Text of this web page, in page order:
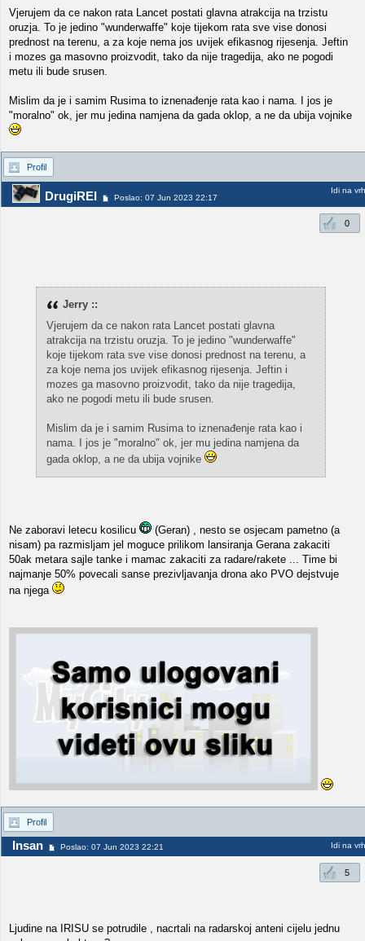
Vjerujem da ce nakon rata Lancet postati glavna atrakcija na trzistu
oruzja. To je jedino "wunderwaffe" koje tijekom rata sve vise donosi
prednost na terenu, a za koje nema jos uvijek efikasnog rijesenja. Jeftin
i mozes ga masovno proizvodit, tako da nije tragedija, ako ne pogodi
metu ili bude srusen.
Mislim da je i samim Rusima to iznenađenje rata kao i nama. I jos je
"moralno" ok, jer mu jedina namjena da gada oklop, a ne da ubija vojnike
Profil
DrugiREI Poslao: 07 Jun 2023 22:17
Idi na vrh
0
Jerry ::
Vjerujem da ce nakon rata Lancet postati glavna
atrakcija na trzistu oruzja. To je jedino "wunderwaffe"
koje tijekom rata sve vise donosi prednost na terenu, a
za koje nema jos uvijek efikasnog rijesenja. Jeftin i
mozes ga masovno proizvodit, tako da nije tragedija,
ako ne pogodi metu ili bude srusen.
Mislim da je i samim Rusima to iznenađenje rata kao i
nama. I jos je "moralno" ok, jer mu jedina namjena da
gada oklop, a ne da ubija vojnike
Ne zaboravi letecu kosilicu
(Geran) , nesto se osjecam pametno (a
nisam) pa razmisljam jel moguce prilikom lansiranja Gerana zakaciti
50ak metara sajle tanke i mamac zakaciti za radare/rakete ... Time bi
najmanje 50% povecali sanse prezivljavanja drona ako PVO dejstvuje
na njega
Profil
Insan Poslao: 07 Jun 2023 22:21 Idi na vrh
5
Ljudine na IRISU se potrudile , nacrtali na radarskoj anteni cijelu jednu